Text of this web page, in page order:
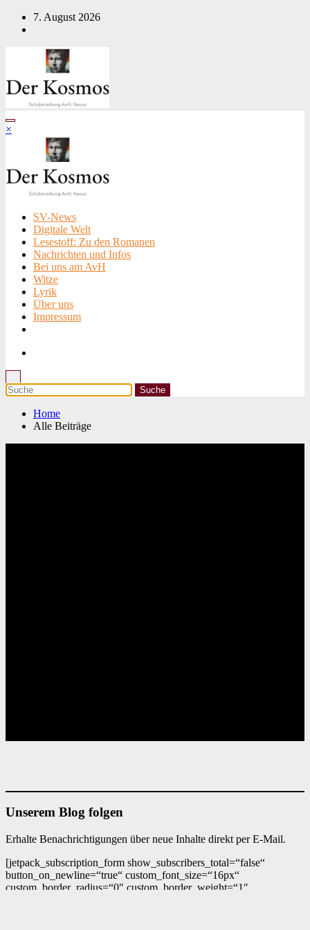
Zum
Inhalt
7. August 2026
×
SV-News
Digitale Welt
Lesestoff: Zu den Romanen
Nachrichten und Infos
Bei uns am AvH
Witze
Lyrik
Über uns
Impressum
Home
Alle Beiträge
Unserem Blog folgen
Erhalte Benachrichtigungen über neue Inhalte direkt per E-Mail.
[jetpack_subscription_form show_subscribers_total=“false“
button_on_newline=“true“ custom_font_size=“16px“
custom_border_radius=“0″ custom_border_weight=“1″